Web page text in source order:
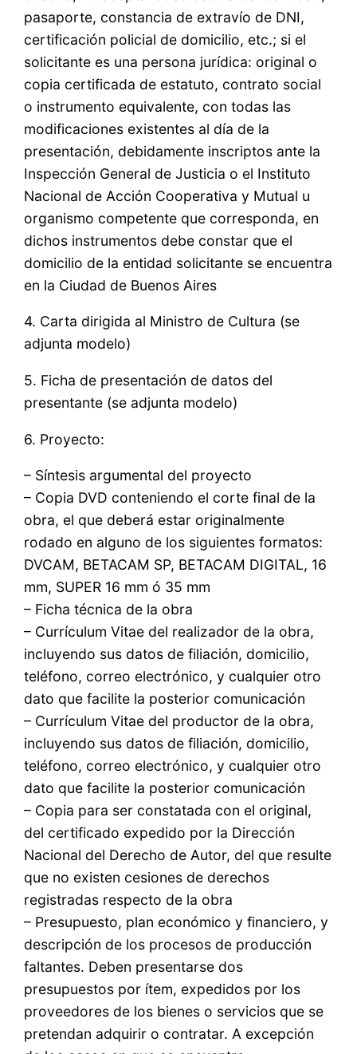
pasaporte, constancia de extravío de DNI,
certificación policial de domicilio, etc.; si el
solicitante es una persona jurídica: original o
copia certificada de estatuto, contrato social
o instrumento equivalente, con todas las
modificaciones existentes al día de la
presentación, debidamente inscriptos ante la
Inspección General de Justicia o el Instituto
Nacional de Acción Cooperativa y Mutual u
organismo competente que corresponda, en
dichos instrumentos debe constar que el
domicilio de la entidad solicitante se encuentra
en la Ciudad de Buenos Aires
4. Carta dirigida al Ministro de Cultura (se
adjunta modelo)
5. Ficha de presentación de datos del
presentante (se adjunta modelo)
6. Proyecto:
– Síntesis argumental del proyecto
– Copia DVD conteniendo el corte final de la
obra, el que deberá estar originalmente
rodado en alguno de los siguientes formatos:
DVCAM, BETACAM SP, BETACAM DIGITAL, 16
mm, SUPER 16 mm ó 35 mm
– Ficha técnica de la obra
– Currículum Vitae del realizador de la obra,
incluyendo sus datos de filiación, domicilio,
teléfono, correo electrónico, y cualquier otro
dato que facilite la posterior comunicación
– Currículum Vitae del productor de la obra,
incluyendo sus datos de filiación, domicilio,
teléfono, correo electrónico, y cualquier otro
dato que facilite la posterior comunicación
– Copia para ser constatada con el original,
del certificado expedido por la Dirección
Nacional del Derecho de Autor, del que resulte
que no existen cesiones de derechos
registradas respecto de la obra
– Presupuesto, plan económico y financiero, y
descripción de los procesos de producción
faltantes. Deben presentarse dos
presupuestos por ítem, expedidos por los
proveedores de los bienes o servicios que se
pretendan adquirir o contratar. A excepción